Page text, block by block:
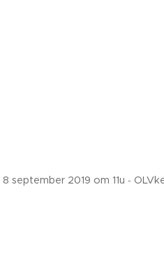
8 september 2019 om 11u -